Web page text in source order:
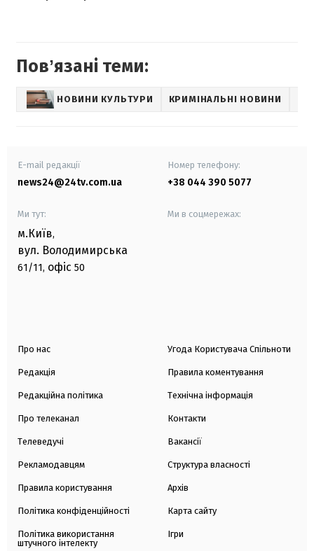
Повʼязані теми:
НОВИНИ КУЛЬТУРИ КРИМІНАЛЬНІ НОВИНИ
E-mail редакції
news24@24tv.com.ua
Номер телефону:
+38 044 390 5077
Ми тут:
м.Київ,
вул. Володимирська
61/11, офіс 50
Ми в соцмережах:
Про нас
Редакція
Редакційна політика
Про телеканал
Телеведучі
Рекламодавцям
Правила користування
Політика конфіденційності
Політика використання
штучного інтелекту
Угода Користувача Спільноти
Правила коментування
Технічна інформація
Контакти
Вакансії
Структура власності
Архів
Карта сайту
Ігри